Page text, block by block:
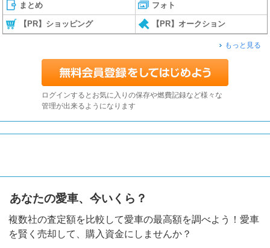
まとめ フォト
【PR】ショッピング 【PR】オークション
もっと見る
ログインするとお気に入りの保存や燃費記録など様々な
管理が出来るようになります
あなたの愛車、今いくら？
複数社の査定額を比較して愛車の最高額を調べよう！愛車
を賢く売却して、購入資金にしませんか？